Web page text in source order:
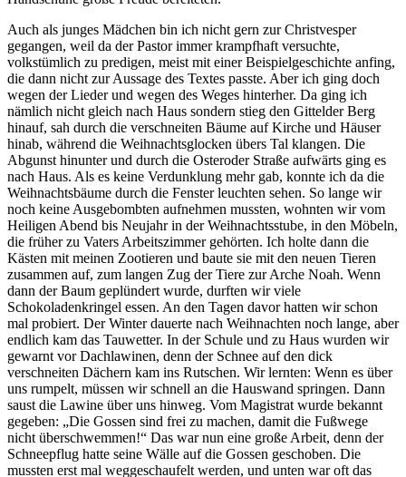
Auch als junges Mädchen bin ich nicht gern zur Christvesper
gegangen, weil da der Pastor immer krampfhaft versuchte,
volkstümlich zu predigen, meist mit einer Beispielgeschichte anfing,
die dann nicht zur Aussage des Textes passte. Aber ich ging doch
wegen der Lieder und wegen des Weges hinterher. Da ging ich
nämlich nicht gleich nach Haus sondern stieg den Gittelder Berg
hinauf, sah durch die verschneiten Bäume auf Kirche und Häuser
hinab, während die Weihnachtsglocken übers Tal klangen. Die
Abgunst hinunter und durch die Osteroder Straße aufwärts ging es
nach Haus. Als es keine Verdunklung mehr gab, konnte ich da die
Weihnachtsbäume durch die Fenster leuchten sehen. So lange wir
noch keine Ausgebombten aufnehmen mussten, wohnten wir vom
Heiligen Abend bis Neujahr in der Weihnachtsstube, in den Möbeln,
die früher zu Vaters Arbeitszimmer gehörten. Ich holte dann die
Kästen mit meinen Zootieren und baute sie mit den neuen Tieren
zusammen auf, zum langen Zug der Tiere zur Arche Noah. Wenn
dann der Baum geplündert wurde, durften wir viele
Schokoladenkringel essen. An den Tagen davor hatten wir schon
mal probiert. Der Winter dauerte nach Weihnachten noch lange, aber
endlich kam das Tauwetter. In der Schule und zu Haus wurden wir
gewarnt vor Dachlawinen, denn der Schnee auf den dick
verschneiten Dächern kam ins Rutschen. Wir lernten: Wenn es über
uns rumpelt, müssen wir schnell an die Hauswand springen. Dann
saust die Lawine über uns hinweg. Vom Magistrat wurde bekannt
gegeben:
Die Gossen sind frei zu machen, damit die Fußwege
nicht überschwemmen!
Das war nun eine große Arbeit, denn der
Schneepflug hatte seine Wälle auf die Gossen geschoben. Die
mussten erst mal weggeschaufelt werden, und unten war oft das